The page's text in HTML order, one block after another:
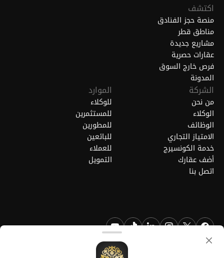
اكتشف
منصة حجز الفنادق
مناطق قطر
مشاريع جديدة
عقارات حصرية
فرص خارج السوق
المدونة
الشركة
من نحن
الوكلاء
الوظائف
الامتياز التجاري
خدمة الكونسيرج
أضف عقارك
اتصل بنا
الموارد
للوكلاء
للمستثمرين
للمطورين
للبائعين
للعملاء
التمويل
هي علامة تجارية مسجلة لشركة فايند جريت ريالتي ذ.م.م قطر.